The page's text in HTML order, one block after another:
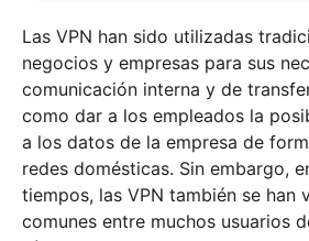
Las VPN han sido utilizadas
negocios y empresas para sus
comunicación interna y de
como dar a los empleados la
a los datos de la empresa de
redes domésticas. Sin embargo,
tiempos, las VPN también se han
comunes entre muchos usuarios